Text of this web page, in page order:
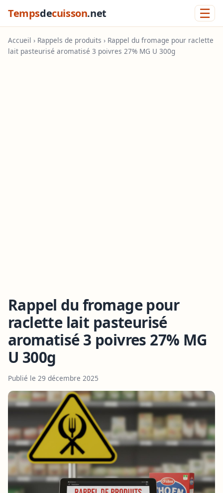
Tempsdecuisson.net ☰
Accueil › Rappels de produits › Rappel du fromage pour raclette
lait pasteurisé aromatisé 3 poivres 27% MG U 300g
Rappel du fromage pour
raclette lait pasteurisé
aromatisé 3 poivres 27% MG
U 300g
Publié le 29 décembre 2025